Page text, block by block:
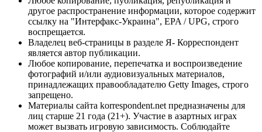
другое распространение информации, которое содержит
ссылку на "Интерфакс-Украина", EPA / UPG, строго
воспрещается.
Владелец веб-страницы в разделе Я- Корреспондент
является автор публикации.
Любое копирование, перепечатка и воспроизведение
фотографий и/или аудиовизуальных материалов,
принадлежащих правообладателю Getty Images, строго
запрещено.
Материалы сайта korrespondent.net предназначены для
лиц старше 21 года (21+). Участие в азартных играх
может вызвать игровую зависимость. Соблюдайте